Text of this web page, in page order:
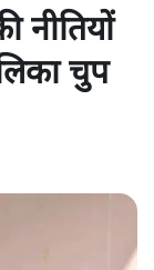
नीतियों
चुप